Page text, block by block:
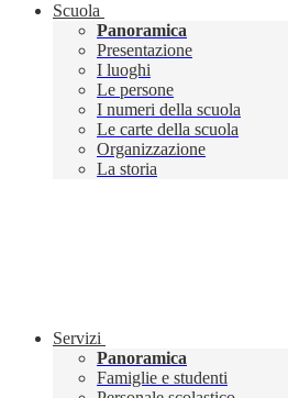
Scuola
Panoramica
Presentazione
I luoghi
Le persone
I numeri della scuola
Le carte della scuola
Organizzazione
La storia
Servizi
Panoramica
Famiglie e studenti